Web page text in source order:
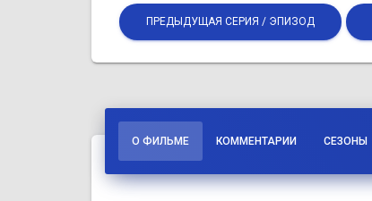
ПРЕДЫДУЩАЯ СЕРИЯ / ЭПИЗОД
О ФИЛЬМЕ КОММЕНТАРИИ СЕЗОНЫ